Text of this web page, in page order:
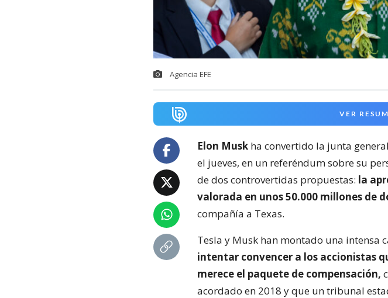
Agencia EFE
VER
Elon Musk ha convertido la junta
el jueves, en un referéndum sobre su
de dos controvertidas propuestas: la
valorada en unos 50.000 millones de
compañía a Texas.
Tesla y Musk han montado una intensa
intentar convencer a los accionistas
merece el paquete de compensación,
acordado en 2018 y que un tribunal